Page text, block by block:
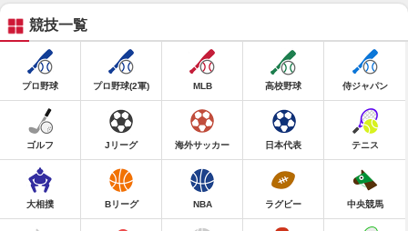
競技一覧
プロ野球 プロ野球(2軍) MLB 高校野球 侍ジャパン
ゴルフ Jリーグ 海外サッカー 日本代表 テニス
大相撲 Bリーグ NBA ラグビー 中央競馬